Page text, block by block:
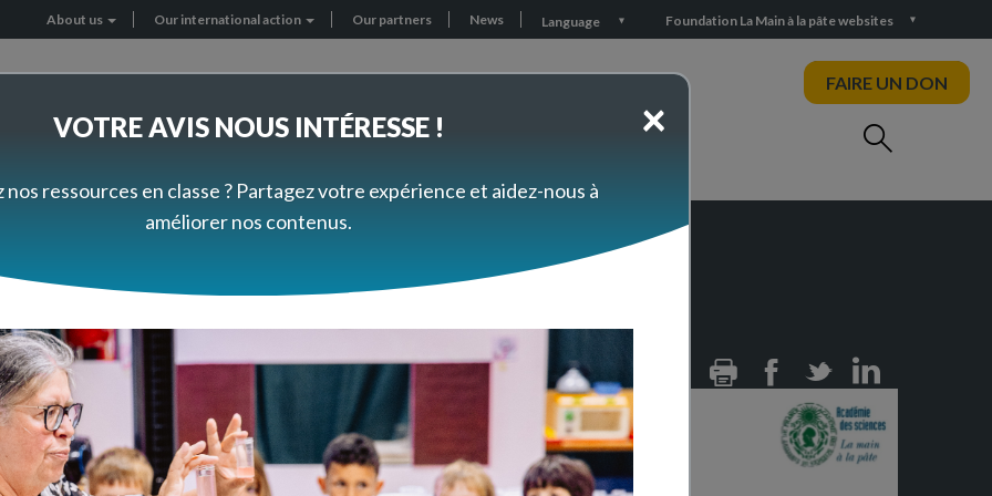
Header
menu
About us Our international action Our partners News Language Foundation La Main à la pâte websites
FAIRE UN DON
science in school in portuguese
Print Facebook
Twitter
×
VOTRE AVIS NOUS INTÉRESSE !
nos ressources en classe ? Partagez votre expérience et aidez-nous à
améliorer nos contenus.